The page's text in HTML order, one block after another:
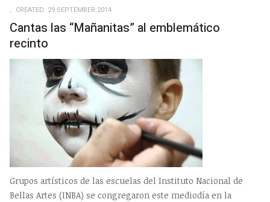
CREATED: 29 SEPTEMBER 2014
Cantas las “Mañanitas” al emblemático
recinto
Grupos artísticos de las escuelas del Instituto Nacional de
Bellas Artes (INBA) se congregaron este mediodía en la